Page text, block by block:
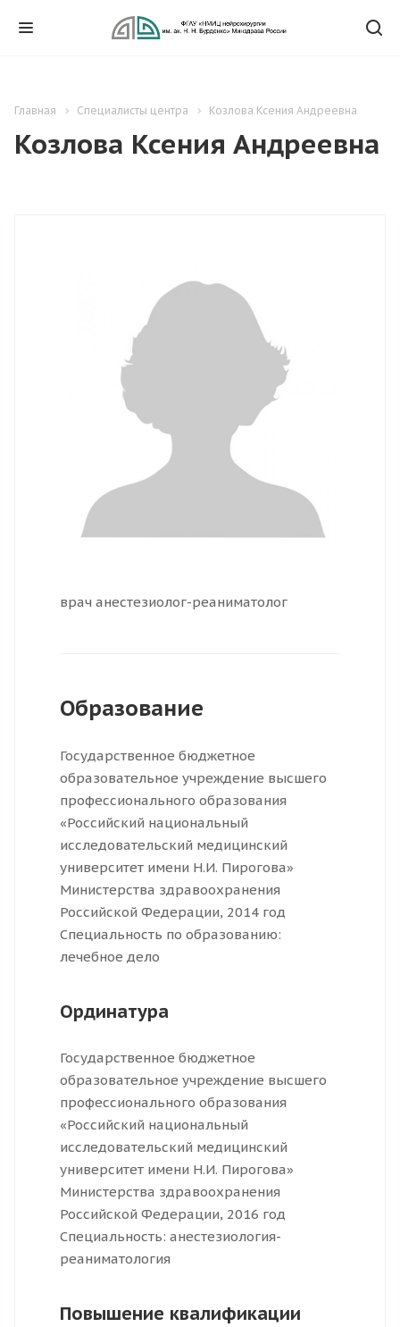
Главная Специалисты центра Козлова Ксения Андреевна
Козлова Ксения Андреевна
врач анестезиолог-реаниматолог
Образование
Государственное бюджетное
образовательное учреждение высшего
профессионального образования
«Российский национальный
исследовательский медицинский
университет имени Н.И. Пирогова»
Министерства здравоохранения
Российской Федерации, 2014 год
Специальность по образованию:
лечебное дело
Ординатура
Государственное бюджетное
образовательное учреждение высшего
профессионального образования
«Российский национальный
исследовательский медицинский
университет имени Н.И. Пирогова»
Министерства здравоохранения
Российской Федерации, 2016 год
Специальность: анестезиология-
реаниматология
Повышение квалификации